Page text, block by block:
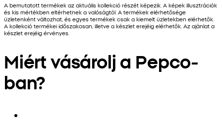
A bemutatott termékek az aktuális kollekció részét képezik. A képek illusztrációk
és kis mértékben eltérhetnek a valóságtól. A termékek elérhetősége
üzletenként változhat, és egyes termékek csak a kiemelt üzletekben elérhetők.
A kollekció termékei időszakosan, illetve a készlet erejéig elérhetők. Az ajánlat a
készlet erejéig érvényes.
Miért vásárolj a Pepco-
ban?